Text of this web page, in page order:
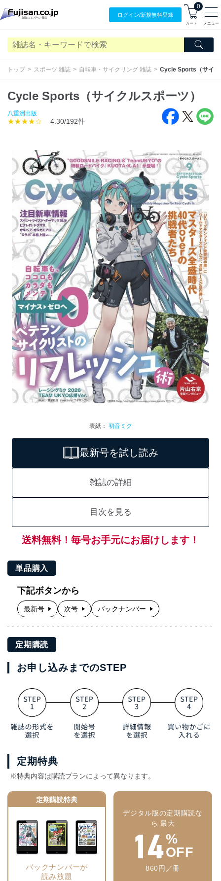
ログイン/新規無料登録
0
カート メニュー
トップ スポーツ 雑誌 自転車・サイクリング 雑誌 Cycle Sports（サイク
Cycle Sports（サイクルスポーツ）
八重洲出版
★★★★☆ 4.30/192件
表紙： 初音ミク
最新号を試し読み
雑誌の詳細
目次を見る
送料無料！毎号お手元にお届けします！
単品購入
下記ボタンから
最新号 次号 バックナンバー
定期購読
お申し込みまでのSTEP
定期特典
※特典内容は購読プランによって異なります。
定期購読特典
バックナンバーが
読み放題
デジタル版の定期購読な
ら 最大
14%
OFF
860円／冊